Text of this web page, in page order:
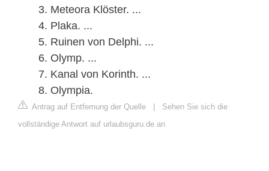
Meteora Klöster. ...
Plaka. ...
Ruinen von Delphi. ...
Olymp. ...
Kanal von Korinth. ...
Olympia.
Antrag auf Entfernung der Quelle | Sehen Sie sich die
vollständige Antwort auf urlaubsguru.de an